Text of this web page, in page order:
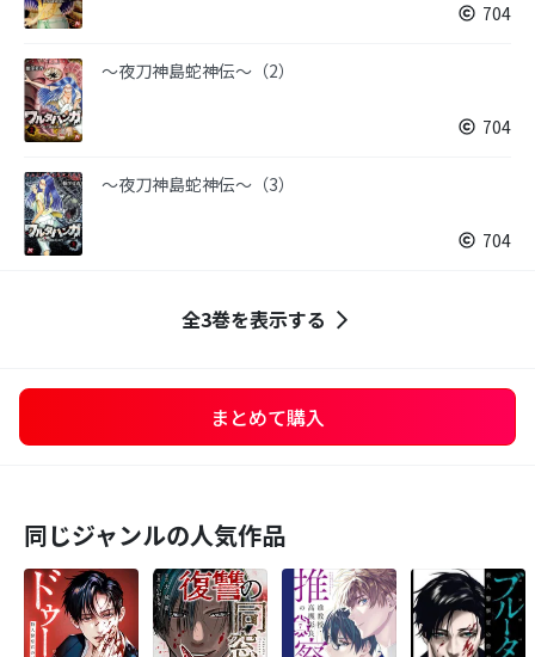
704
～夜刀神島蛇神伝～（2）
704
～夜刀神島蛇神伝～（3）
704
全3巻を表示する
まとめて購入
同じジャンルの人気作品